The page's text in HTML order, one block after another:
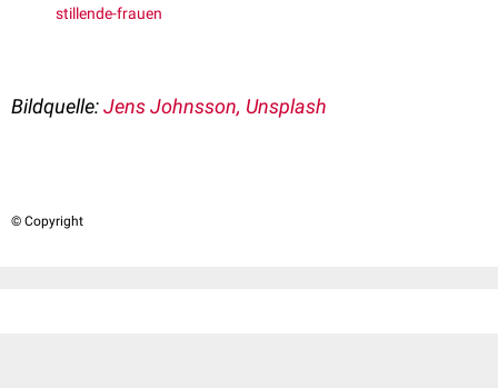
stillende-frauen
Bildquelle:Jens Johnsson, Unsplash
© Copyright